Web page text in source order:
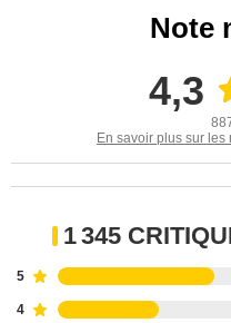
Note
4,3
En savoir plus sur
1 345
5
4